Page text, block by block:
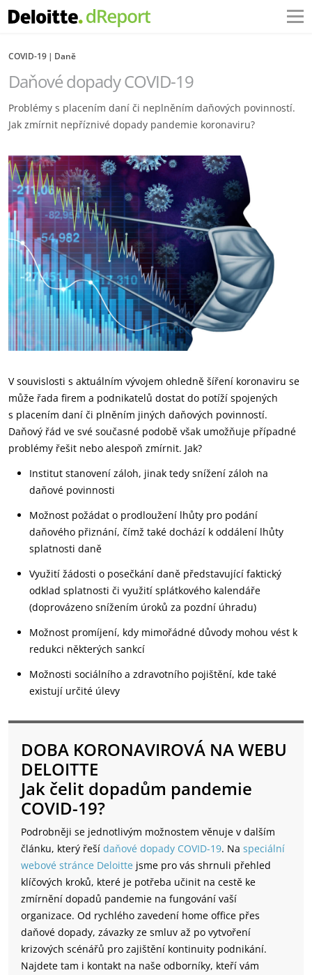
COVID-19 Daně
Daňové dopady COVID-19
Problémy s placením daní či neplněním daňových povinností.
Jak zmírnit nepříznivé dopady pandemie koronaviru?
V souvislosti s aktuálním vývojem ohledně šíření koronaviru se
může řada firem a podnikatelů dostat do potíží spojených
s placením daní či plněním jiných daňových povinností.
Daňový řád ve své současné podobě však umožňuje případné
problémy řešit nebo alespoň zmírnit. Jak?
Institut stanovení záloh, jinak tedy snížení záloh na
daňové povinnosti
Možnost požádat o prodloužení lhůty pro podání
daňového přiznání, čímž také dochází k oddálení lhůty
splatnosti daně
Využití žádosti o posečkání daně představující faktický
odklad splatnosti či využití splátkového kalendáře
(doprovázeno snížením úroků za pozdní úhradu)
Možnost promíjení, kdy mimořádné důvody mohou vést k
redukci některých sankcí
Možnosti sociálního a zdravotního pojištění, kde také
existují určité úlevy
DOBA KORONAVIROVÁ NA WEBU
DELOITTE
Jak čelit dopadům pandemie
COVID-19?
Podrobněji se jednotlivým možnostem věnuje v dalším
článku, který řeší daňové dopady COVID-19. Na speciální
webové stránce Deloitte jsme pro vás shrnuli přehled
klíčových kroků, které je potřeba učinit na cestě ke
zmírnění dopadů pandemie na fungování vaší
organizace. Od rychlého zavedení home office přes
daňové dopady, závazky ze smluv až po vytvoření
krizových scénářů pro zajištění kontinuity podnikání.
Najdete tam i kontakt na naše odborníky, kteří vám